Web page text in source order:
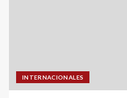
INTERNACIONALES